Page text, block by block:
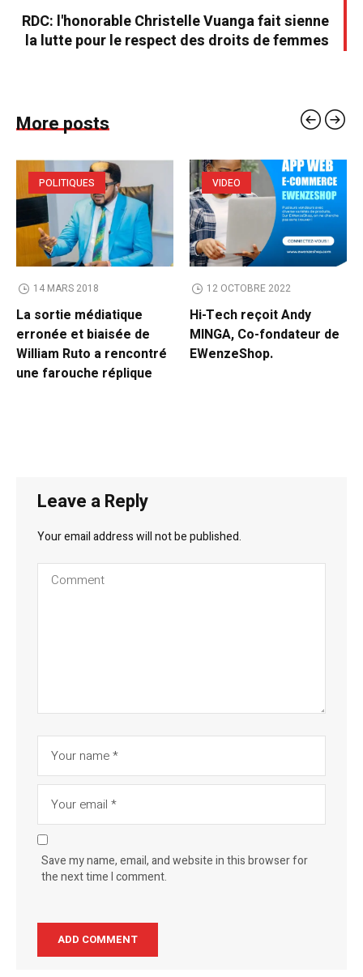
RDC: l'honorable Christelle Vuanga fait sienne
la lutte pour le respect des droits de femmes
More posts
POLITIQUES
14 MARS 2018
La sortie médiatique
erronée et biaisée de
William Ruto a rencontré
une farouche réplique
VIDEO
12 OCTOBRE 2022
Hi-Tech reçoit Andy
MINGA, Co-fondateur de
EWenzeShop.
Leave a Reply
Your email address will not be published.
Save my name, email, and website in this browser for
the next time I comment.